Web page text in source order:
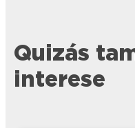
Quizás
interese